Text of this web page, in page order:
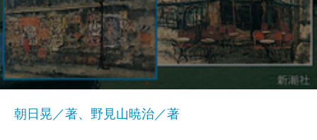
朝日晃／著、野見山暁治／著